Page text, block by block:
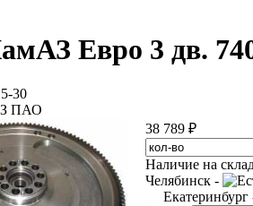
Евро 3 дв.
30
ПАО
38 789 ₽
Наличие на
Челябинск -